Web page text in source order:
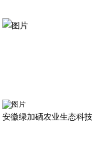
安徽绿加硒农业生态科